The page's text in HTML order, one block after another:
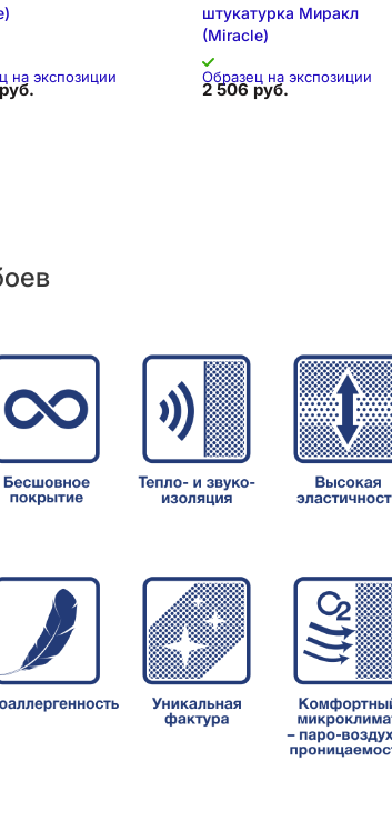
на экспозиции Образец на экспозиции
штукатурка Миракл
(Miracle)
2 506 руб.